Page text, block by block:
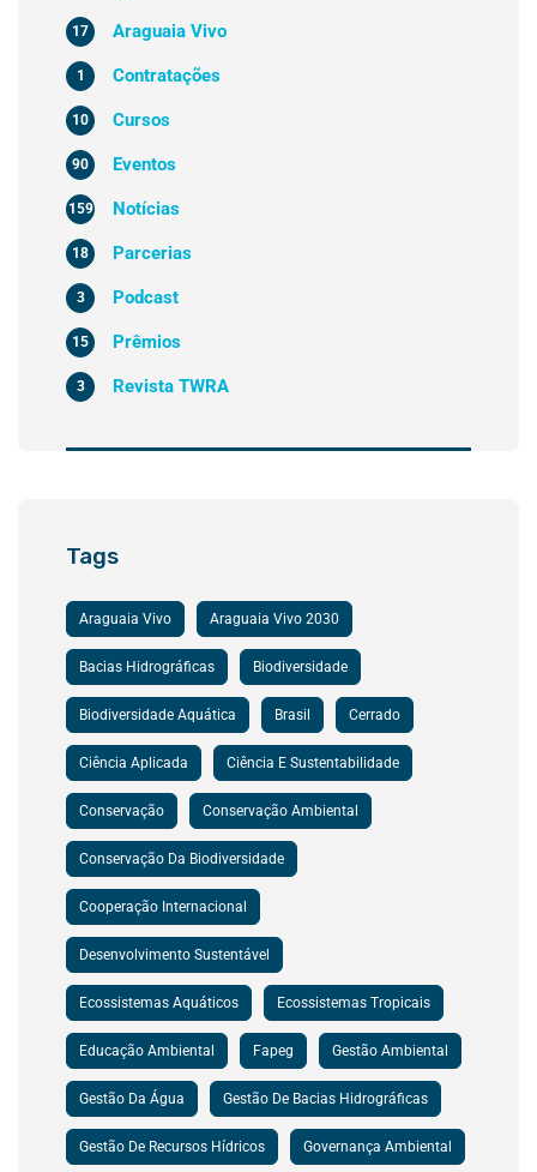
Araguaia Vivo
17
Contratações
1
Cursos
10
Eventos
90
Notícias
159
Parcerias
18
Podcast
3
Prêmios
15
Revista TWRA
3
Tags
Araguaia Vivo Araguaia Vivo 2030
Bacias Hidrográficas Biodiversidade
Biodiversidade Aquática Brasil Cerrado
Ciência Aplicada Ciência E Sustentabilidade
Conservação Conservação Ambiental
Conservação Da Biodiversidade
Cooperação Internacional
Desenvolvimento Sustentável
Ecossistemas Aquáticos Ecossistemas Tropicais
Educação Ambiental Fapeg Gestão Ambiental
Gestão Da Água Gestão De Bacias Hidrográficas
Gestão De Recursos Hídricos Governança Ambiental